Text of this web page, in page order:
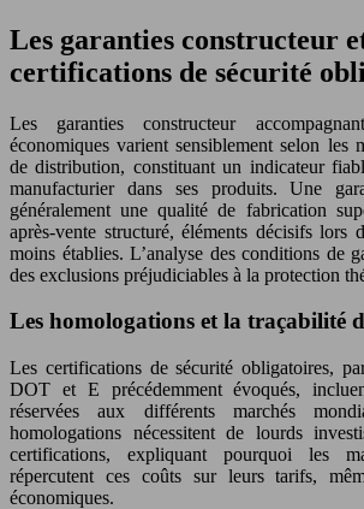
Les garanties constructeur
certifications de sécurité
Les garanties constructeur
économiques varient sensiblement selon les
de distribution, constituant un indicateur
manufacturier dans ses produits. Une
généralement une qualité de fabrication
après-vente structuré, éléments décisifs lors
moins établies. L’analyse des conditions de
des exclusions préjudiciables à la protection
Les homologations et la traçabilité
Les certifications de sécurité obligatoires,
DOT et E précédemment évoqués,
réservées aux différents marchés
homologations nécessitent de lourds
certifications, expliquant pourquoi les
répercutent ces coûts sur leurs tarifs,
économiques.